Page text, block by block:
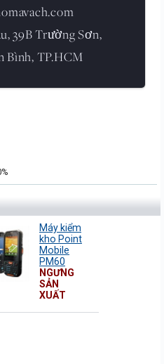
39B Trường Sơn,
Bình, TP.HCM
Máy kiểm
kho Point
Mobile
PM60
NGƯNG
SẢN
XUẤT